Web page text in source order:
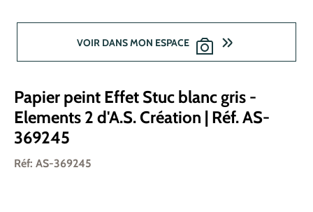
VOIR DANS MON ESPACE
Papier peint Effet Stuc blanc gris -
Elements 2 d'A.S. Création | Réf. AS-
369245
Réf: AS-369245